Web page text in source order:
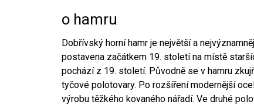
o hamru
Dobřívský horní hamr je největší a
postavena začátkem 19. století na místě
pochází z 19. století. Původně se v hamru
tyčové polotovary. Po rozšíření modernější
výrobu těžkého kovaného nářadí. Ve druhé